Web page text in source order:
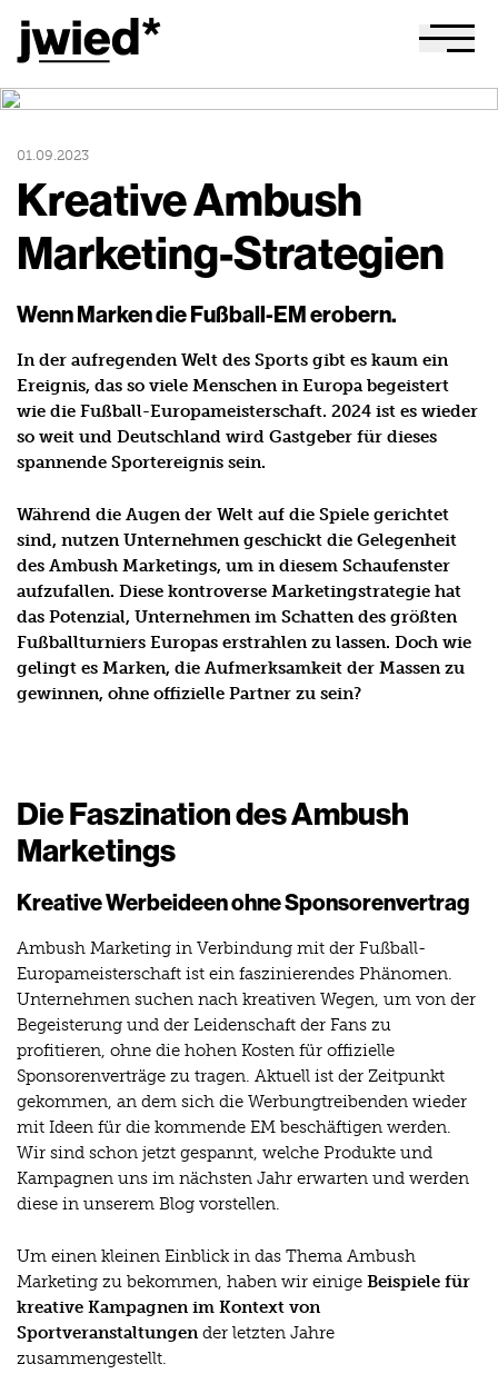
JWIED Startseite
Menu
01.09.2023
Kreative Ambush
Marketing-Strategien
Wenn Marken die Fußball-EM erobern.
In der aufregenden Welt des Sports gibt es kaum ein
Ereignis, das so viele Menschen in Europa begeistert
wie die Fußball-Europameisterschaft. 2024 ist es wieder
so weit und Deutschland wird Gastgeber für dieses
spannende Sportereignis sein.
Während die Augen der Welt auf die Spiele gerichtet
sind, nutzen Unternehmen geschickt die Gelegenheit
des Ambush Marketings, um in diesem Schaufenster
aufzufallen. Diese kontroverse Marketingstrategie hat
das Potenzial, Unternehmen im Schatten des größten
Fußballturniers Europas erstrahlen zu lassen. Doch wie
gelingt es Marken, die Aufmerksamkeit der Massen zu
gewinnen, ohne offizielle Partner zu sein?
Die Faszination des Ambush
Marketings
Kreative Werbeideen ohne Sponsorenvertrag
Ambush Marketing in Verbindung mit der Fußball-
Europameisterschaft ist ein faszinierendes Phänomen.
Unternehmen suchen nach kreativen Wegen, um von der
Begeisterung und der Leidenschaft der Fans zu
profitieren, ohne die hohen Kosten für offizielle
Sponsorenverträge zu tragen. Aktuell ist der Zeitpunkt
gekommen, an dem sich die Werbungtreibenden wieder
mit Ideen für die kommende EM beschäftigen werden.
Wir sind schon jetzt gespannt, welche Produkte und
Kampagnen uns im nächsten Jahr erwarten und werden
diese in unserem Blog vorstellen.
Um einen kleinen Einblick in das Thema Ambush
Marketing zu bekommen, haben wir einige Beispiele für
kreative Kampagnen im Kontext von
Sportveranstaltungender letzten Jahre
zusammengestellt.